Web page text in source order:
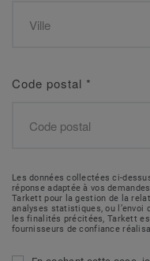
Code postal *
Les données collectées ci-
réponse adaptée à vos
Tarkett pour la gestion de la
analyses statistiques, ou l’envoi
les finalités précitées, Tarkett
fournisseurs de confiance